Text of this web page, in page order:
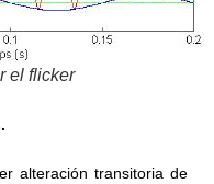
el flicker
alteración transitoria de